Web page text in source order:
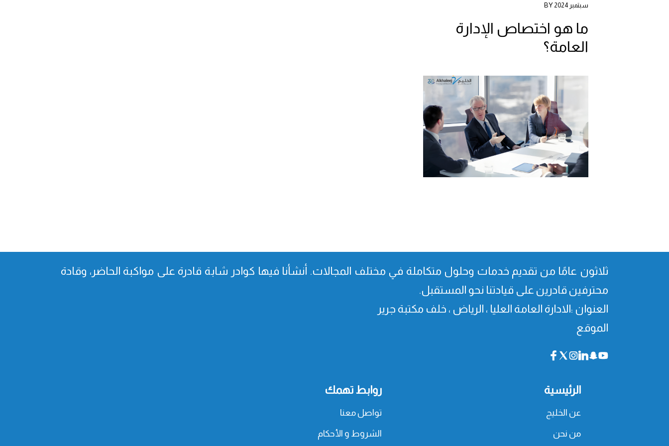
سبتمبر 2024 BY
ما هو اختصاص الإدارة
العامة؟
ثلاثون عامًا من تقدیم خدمات وحلول متكاملة في مختلف المجالات. أنشأنا فیھا كوادر شابة قادرة على مواكبة الحاضر، وقادة
محترفین قادرین على قیادتنا نحو المستقبل.
العنوان :الادارة العامة العليا ، الرياض ، خلف مكتبة جرير
الموقع
الرئيسية
عن الخليج
من نحن
روابط تهمك
تواصل معنا
الشروط و الأحكام